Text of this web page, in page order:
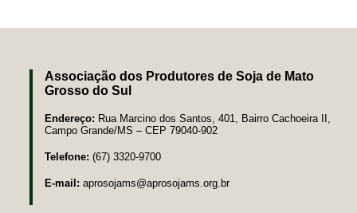
Associação dos Produtores de Soja de Mato
Grosso do Sul
Endereço: Rua Marcino dos Santos, 401, Bairro Cachoeira II,
Campo Grande/MS – CEP 79040-902
Telefone: (67) 3320-9700
E-mail: aprosojams@aprosojams.org.br